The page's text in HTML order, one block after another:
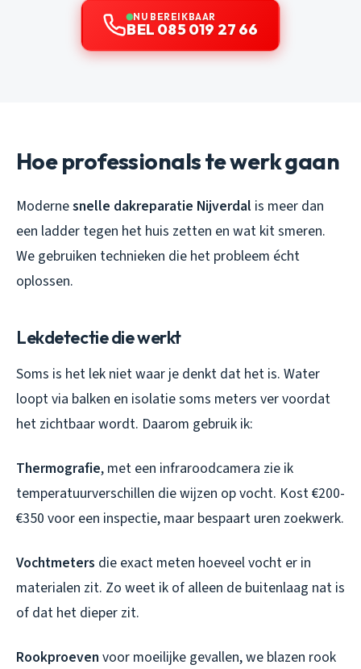
NU BEREIKBAAR
BEL 085 019 27 66
Hoe professionals te werk gaan
Modernesnelle dakreparatie Nijverdal is meer dan
een ladder tegen het huis zetten en wat kit smeren.
We gebruiken technieken die het probleem écht
oplossen.
Lekdetectie die werkt
Soms is het lek niet waar je denkt dat het is. Water
loopt via balken en isolatie soms meters ver voordat
het zichtbaar wordt. Daarom gebruik ik:
Thermografie, met een infraroodcamera zie ik
temperatuurverschillen die wijzen op vocht. Kost €200-
€350 voor een inspectie, maar bespaart uren zoekwerk.
Vochtmeters die exact meten hoeveel vocht er in
materialen zit. Zo weet ik of alleen de buitenlaag nat is
of dat het dieper zit.
Rookproeven voor moeilijke gevallen, we blazen rook